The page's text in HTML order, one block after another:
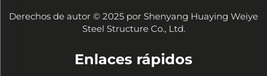
Derechos de autor © 2025 por Shenyang Huaying Weiye
Steel Structure Co., Ltd.
Enlaces rápidos